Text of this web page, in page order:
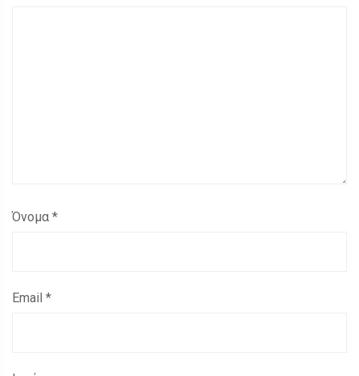
Όνομα *
Email *